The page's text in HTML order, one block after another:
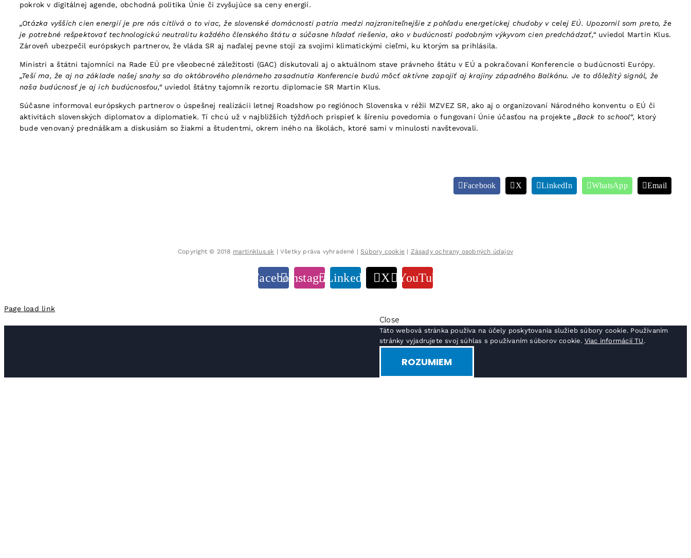
pokrok v digitálnej agende, obchodná politika Únie či zvyšujúce sa ceny energií.
„Otázka vyšších cien energií je pre nás citlivá o to viac, že slovenské domácnosti patria medzi najzraniteľnejšie z pohľadu energetickej chudoby v celej EÚ. Upozornil som preto, že
je potrebné rešpektovať technologickú neutralitu každého členského štátu a súčasne hľadať riešenia, ako v budúcnosti podobným výkyvom cien predchádzať,“uviedol Martin Klus.
Zároveň ubezpečil európskych partnerov, že vláda SR aj naďalej pevne stojí za svojimi klimatickými cieľmi, ku ktorým sa prihlásila.
Ministri a štátni tajomníci na Rade EÚ pre všeobecné záležitosti (GAC) diskutovali aj o aktuálnom stave právneho štátu v EÚ a pokračovaní Konferencie o budúcnosti Európy.
„Teší ma, že aj na základe našej snahy sa do októbrového plenárneho zasadnutia Konferencie budú môcť aktívne zapojiť aj krajiny západného Balkánu. Je to dôležitý signál, že
naša budúcnosť je aj ich budúcnosťou,“uviedol štátny tajomník rezortu diplomacie SR Martin Klus.
Súčasne informoval európskych partnerov o úspešnej realizácii letnej Roadshow po regiónoch Slovenska v réžii MZVEZ SR, ako aj o organizovaní Národného konventu o EÚ či
aktivitách slovenských diplomatov a diplomatiek. Tí chcú už v najbližších týždňoch prispieť k šíreniu povedomia o fungovaní Únie účasťou na projekte„Back to school“, ktorý
bude venovaný prednáškam a diskusiám so žiakmi a študentmi, okrem iného na školách, ktoré sami v minulosti navštevovali.
Facebook X LinkedIn WhatsApp Email
Copyright © 2018 martinklus.sk | Všetky práva vyhradené |Súbory cookie| Zásady ochrany osobných údajov
FacebookInstagramLinkedIn X YouTube
Page load link
Close
Táto webová stránka používa na účely poskytovania služieb súbory cookie. Používaním
stránky vyjadrujete svoj súhlas s používaním súborov cookie. Viac informácií TU .
ROZUMIEM